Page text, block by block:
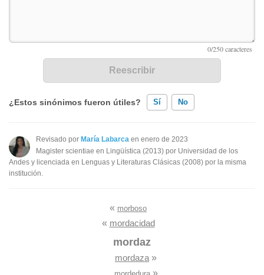
¿Estos sinónimos fueron útiles? Sí No
Existen sinónimos incorrectos
Ninguno de los sinónimos presentados me ayudó
Revisado por María Labarca en enero de 2023
Magister scientiae en Lingüística (2013) por Universidad de los
Andes y licenciada en Lenguas y Literaturas Clásicas (2008) por la misma
institución.
« morboso
« mordacidad
mordaz
mordaza »
»